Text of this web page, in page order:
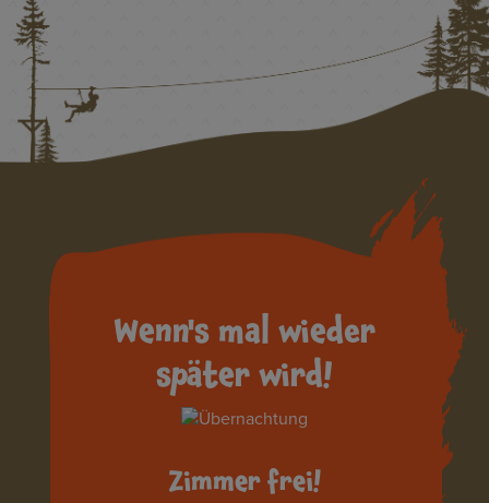
Wenn's mal wieder
später wird!
Zimmer frei!